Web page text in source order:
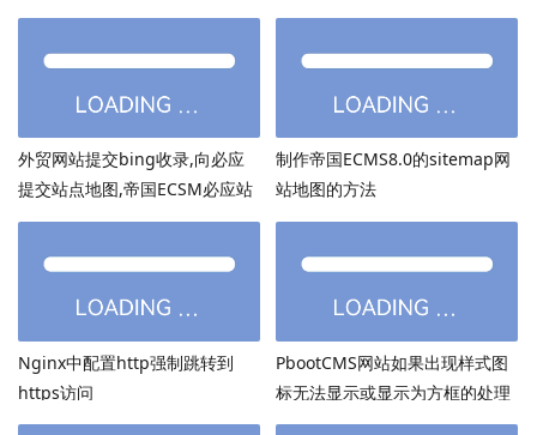
外贸网站提交bing收录,向必应
提交站点地图,帝国ECSM必应站
点图sitemap提交
制作帝国ECMS8.0的sitemap网
站地图的方法
Nginx中配置http强制跳转到
https访问
PbootCMS网站如果出现样式图
标无法显示或显示为方框的处理
方法